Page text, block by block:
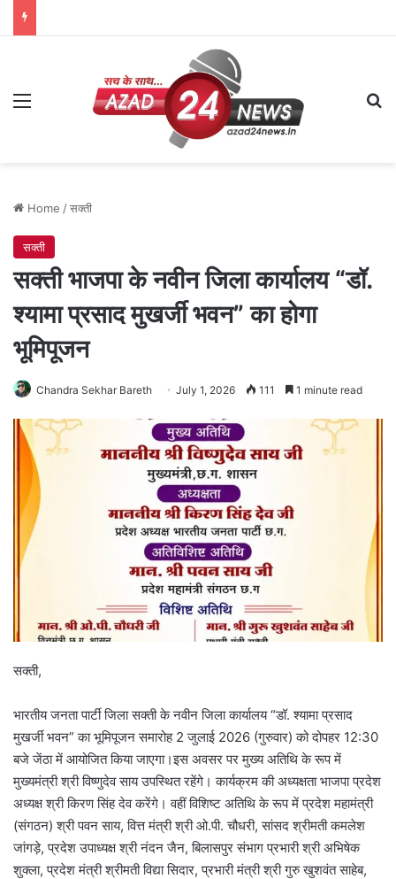
Menu
Home /सक्ती
सक्ती
सक्ती भाजपा के नवीन जिला कार्यालय “डॉ.
श्यामा प्रसाद मुखर्जी भवन” का होगा
भूमिपूजन
Chandra Sekhar Bareth July 1, 2026 111 1 minute read
सक्ती,
भारतीय जनता पार्टी जिला सक्ती के नवीन जिला कार्यालय “डॉ. श्यामा प्रसाद
मुखर्जी भवन” का भूमिपूजन समारोह 2 जुलाई 2026 (गुरुवार) को दोपहर 12:30
बजे जेंठा में आयोजित किया जाएगा।इस अवसर पर मुख्य अतिथि के रूप में
मुख्यमंत्री श्री विष्णुदेव साय उपस्थित रहेंगे। कार्यक्रम की अध्यक्षता भाजपा प्रदेश
अध्यक्ष श्री किरण सिंह देव करेंगे। वहीं विशिष्ट अतिथि के रूप में प्रदेश महामंत्री
(संगठन) श्री पवन साय, वित्त मंत्री श्री ओ.पी. चौधरी, सांसद श्रीमती कमलेश
जांगड़े, प्रदेश उपाध्यक्ष श्री नंदन जैन, बिलासपुर संभाग प्रभारी श्री अभिषेक
शुक्ला, प्रदेश मंत्री श्रीमती विद्या सिदार, प्रभारी मंत्री श्री गुरु खुशवंत साहेब,